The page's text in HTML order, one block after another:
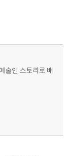
술인 스토리로 배